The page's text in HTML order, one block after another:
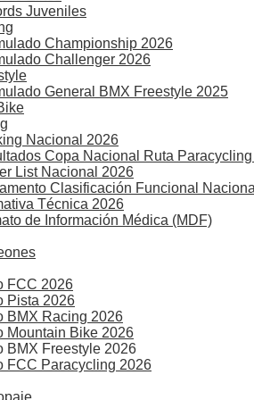
Juveniles
Championship 2026
Challenger 2026
General BMX Freestyle 2025
Nacional 2026
Copa Nacional Ruta
List Nacional 2026
Clasificación Funcional Nacional
Técnica 2026
de Información Médica (MDF)
FCC 2026
Pista 2026
BMX Racing 2026
Mountain Bike 2026
BMX Freestyle 2026
FCC Paracycling 2026